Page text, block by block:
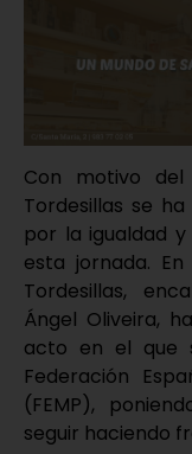
Con motivo
Tordesillas se
por la igualdad
esta jornada.
Tordesillas,
Ángel Oliveira,
acto en el que
Federación
(FEMP),
seguir haciendo